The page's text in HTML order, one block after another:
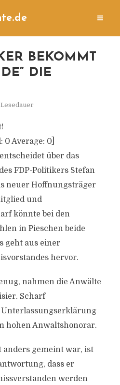
BEKOMMT
DIE
Lesedauer
0 Average: 0]
über das
FDP-Politikers Stefan
neuer Hoffnungsträger
und
könnte bei den
in Pieschen beide
geht aus einer
hervor.
nahmen die Anwälte
Scharf
hohen Anwaltshonorar.
anders gemeint war, ist
dass er
werden